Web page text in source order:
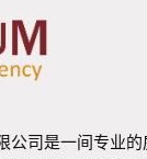
司是一间专业的